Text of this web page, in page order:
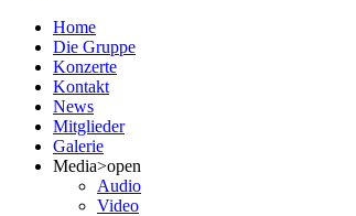
Home
Die Gruppe
Konzerte
Kontakt
News
Mitglieder
Galerie
Media>open
Audio
Video